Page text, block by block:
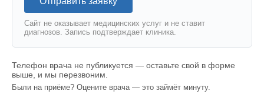
Сайт не оказывает медицинских услуг и не ставит
диагнозов. Запись подтверждает клиника.
Телефон врача не публикуется — оставьте свой в форме
выше, и мы перезвоним.
Были на приёме? Оцените врача — это займёт минуту.